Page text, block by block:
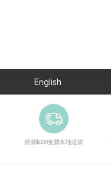
English
買滿$600免費本地送貨